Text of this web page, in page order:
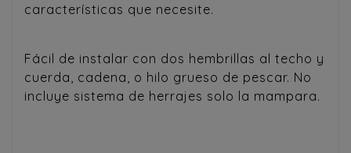
características que necesite.
Fácil de instalar con dos hembrillas al techo y
cuerda, cadena, o hilo grueso de pescar. No
incluye sistema de herrajes solo la mampara.